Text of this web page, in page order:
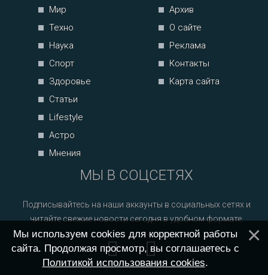
Мир
Техно
Наука
Спорт
Здоровье
Статьи
Lifestyle
Астро
Мнения
Архив
О сайте
Реклама
Контакты
Карта сайта
МЫ В СОЦСЕТЯХ
Подписывайтесь на наши аккаунты в социальных сетях и
читайте свежие новости сегодня в удобном формате.
Мы используем cookies для корректной работы
сайта. Продолжая просмотр, вы соглашаетесь с
Политикой использования cookies.